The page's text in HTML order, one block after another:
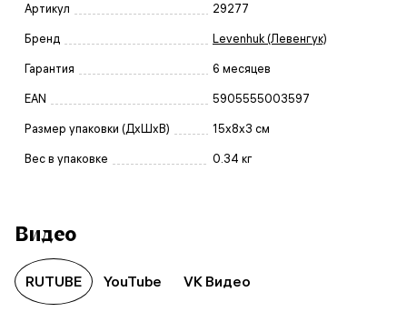
Артикул 29277
Бренд Levenhuk (Левенгук)
Гарантия 6 месяцев
EAN 5905555003597
Размер упаковки (ДxШxВ) 15x8x3 см
Вес в упаковке 0.34 кг
Видео
RUTUBE YouTube VK Видео